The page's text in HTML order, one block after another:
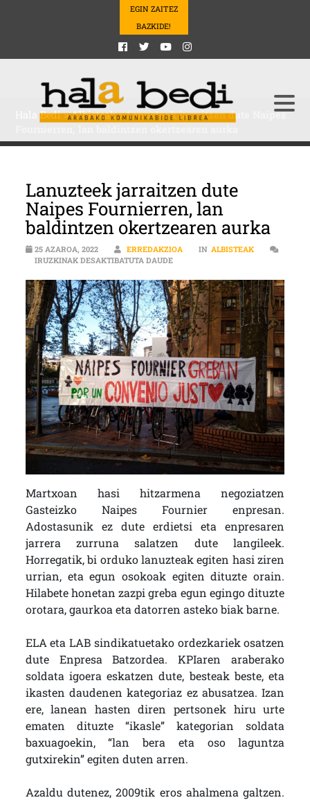
EGIN ZAITEZ
BAZKIDE!
Hala Bedi>Albisteak>Lanuzteek jarraitzen dute Naipes
Lanuzteek jarraitzen dute
Naipes Fournierren, lan
baldintzen okertzearen aurka
25 AZAROA, 2022 ERREDAKZIOA IN ALBISTEAK
IRUZKINAK DESAKTIBATUTA DAUDELANUZTEEK JARRAITZEN DUTE
Martxoan hasi hitzarmena negoziatzen
Gasteizko Naipes Fournier enpresan.
Adostasunik ez dute erdietsi eta enpresaren
jarrera zurruna salatzen dute langileek.
Horregatik, bi orduko lanuzteak egiten hasi ziren
urrian, eta egun osokoak egiten dituzte orain.
Hilabete honetan zazpi greba egun egingo dituzte
orotara, gaurkoa eta datorren asteko biak barne.
ELA eta LAB sindikatuetako ordezkariek osatzen
dute Enpresa Batzordea. KPIaren araberako
soldata igoera eskatzen dute, besteak beste, eta
ikasten daudenen kategoriaz ez abusatzea. Izan
ere, lanean hasten diren pertsonek hiru urte
ematen dituzte “ikasle” kategorian soldata
baxuagoekin, “lan bera eta oso laguntza
gutxirekin” egiten duten arren.
Azaldu dutenez, 2009tik eros ahalmena galtzen.